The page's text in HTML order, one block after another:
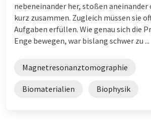
nebeneinander her, stoßen aneinander
kurz zusammen. Zugleich müssen sie
Aufgaben erfüllen. Wie genau sich die
Enge bewegen, war bislang schwer zu ...
Magnetresonanztomographie
Biomaterialien Biophysik